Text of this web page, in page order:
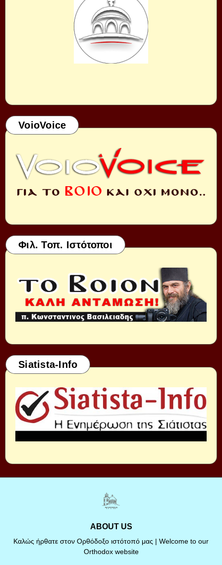
VoioVoice
Φιλ. Τοπ. Ιστότοποι
Siatista-Info
ABOUT US
Καλώς ήρθατε στον Ορθόδοξο ιστότοπό μας | Welcome to our
Orthodox website